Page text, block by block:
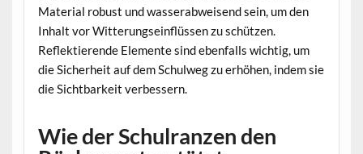
Material robust und wasserabweisend sein, um den
Inhalt vor Witterungseinflüssen zu schützen.
Reflektierende Elemente sind ebenfalls wichtig, um
die Sicherheit auf dem Schulweg zu erhöhen, indem sie
die Sichtbarkeit verbessern.
Wie der Schulranzen den